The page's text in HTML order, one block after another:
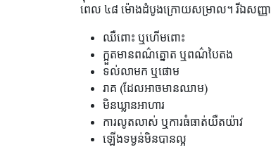
ពេល ៤៨ ម៉ោងដំបូងក្រោយសម្រាល។ រីឯសញ្ញា
ឈឺពោះ ឬហើមពោះ
ក្អួតមានពណ៌ត្នោត ឬពណ៌បៃតង
ទល់លាមក ឬផោម
រាគ (ដែលអាចមានឈាម)
មិនឃ្លានអាហារ
ការលូតលាស់ ឬការធំធាត់យឺតយ៉ាវ
ឡើងទម្ងន់មិនបានល្អ